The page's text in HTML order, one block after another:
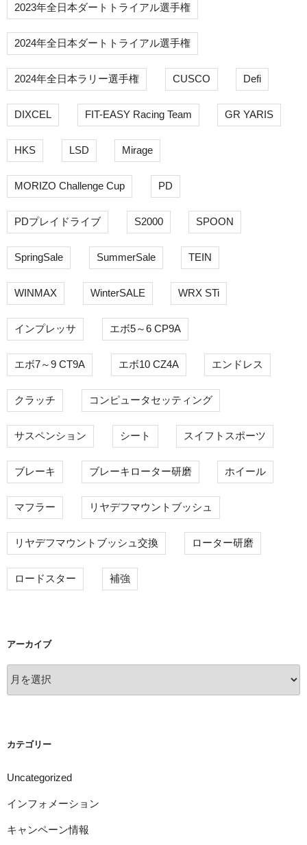
2023年全日本ダートトライアル選手権
2024年全日本ダートトライアル選手権
2024年全日本ラリー選手権 CUSCO Defi
DIXCEL FIT-EASY Racing Team GR YARIS
HKS LSD Mirage
MORIZO Challenge Cup PD
PDプレイドライブ S2000 SPOON
SpringSale SummerSale TEIN
WINMAX WinterSALE WRX STi
インプレッサ エボ5～6 CP9A
エボ7～9 CT9A エボ10 CZ4A エンドレス
クラッチ コンピュータセッティング
サスペンション シート スイフトスポーツ
ブレーキ ブレーキローター研磨 ホイール
マフラー リヤデフマウントブッシュ
リヤデフマウントブッシュ交換 ローター研磨
ロードスター 補強
アーカイブ
ー
カテゴリー
Uncategorized
インフォメーション
キャンペーン情報